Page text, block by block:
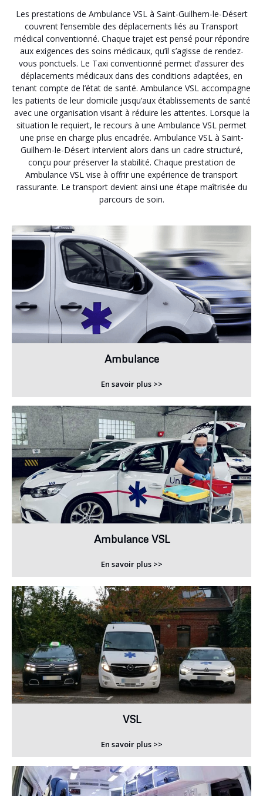
Les prestations de Ambulance VSL à Saint-Guilhem-le-Désert
couvrent l’ensemble des déplacements liés au Transport
médical conventionné. Chaque trajet est pensé pour répondre
aux exigences des soins médicaux, qu’il s’agisse de rendez-
vous ponctuels. Le Taxi conventionné permet d’assurer des
déplacements médicaux dans des conditions adaptées, en
tenant compte de l’état de santé. Ambulance VSL accompagne
les patients de leur domicile jusqu’aux établissements de santé
avec une organisation visant à réduire les attentes. Lorsque la
situation le requiert, le recours à une Ambulance VSL permet
une prise en charge plus encadrée. Ambulance VSL à Saint-
Guilhem-le-Désert intervient alors dans un cadre structuré,
conçu pour préserver la stabilité. Chaque prestation de
Ambulance VSL vise à offrir une expérience de transport
rassurante. Le transport devient ainsi une étape maîtrisée du
parcours de soin.
Ambulance
En savoir plus >>
Ambulance VSL
En savoir plus >>
VSL
En savoir plus >>